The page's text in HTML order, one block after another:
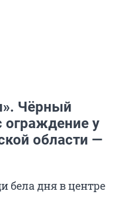
Чёрный
у
области —
бела дня в центре